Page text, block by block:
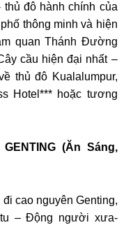
thủ đô hành chính của
thông minh và hiện
quan Thánh Đường
cầu hiện đại nhất –
thủ đô Kualalumpur,
Hotel*** hoặc tương
(Ăn Sáng,
cao nguyên Genting,
– Động người xưa-